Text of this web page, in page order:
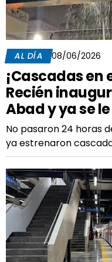
AL DÍA 08/06/2026
¡Cascadas en
Recién
Abad y ya se
No pasaron 24 horas
ya estrenaron